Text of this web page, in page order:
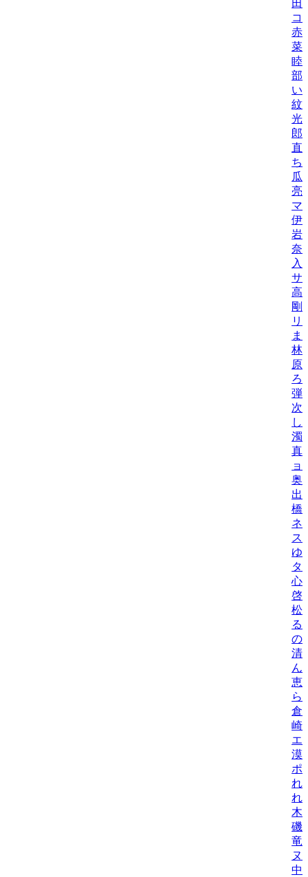
田
コ
赤
菜/
睦/
部
い
紋/
光
郎
直
ち
瓜
亮
マ
伊
岩
奈/
入
サ
高
剛
リ
ま
林
原
ろ
弾
次
し
濁/
真/
ョ
奥
出
橋
ネ
ス
ゆ
タ
心/
啓
松
る
の
清
ん
恵
ら
倉
崎
エ
漠/
ポ
れ
れ/
木
磯
竜/
ヌ
中